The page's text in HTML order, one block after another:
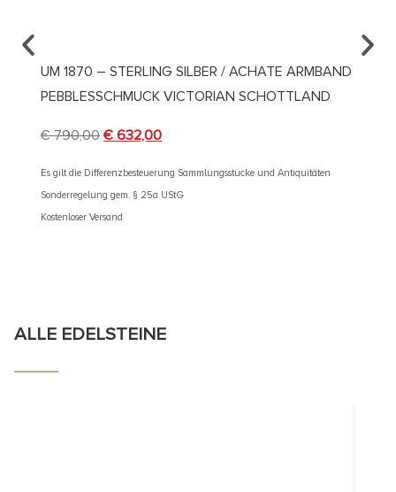
UM 1870 – STERLING SILBER / ACHATE ARMBAND
PEBBLESSCHMUCK VICTORIAN SCHOTTLAND
€790,00 € 632,00
Es gilt die Differenzbesteuerung Sammlungsstücke und Antiquitäten
Sonderregelung gem. § 25a UStG
Kostenloser Versand
ALLE EDELSTEINE